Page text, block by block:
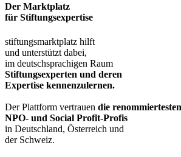
Der Marktplatz
für Stiftungsexpertise
stiftungsmarktplatz hilft
und unterstützt dabei,
im deutschsprachigen Raum
Stiftungsexperten und deren
Expertise kennenzulernen.
Der Plattform vertrauen die
NPO- und Social Profit-Profis
in Deutschland, Österreich und
der Schweiz.